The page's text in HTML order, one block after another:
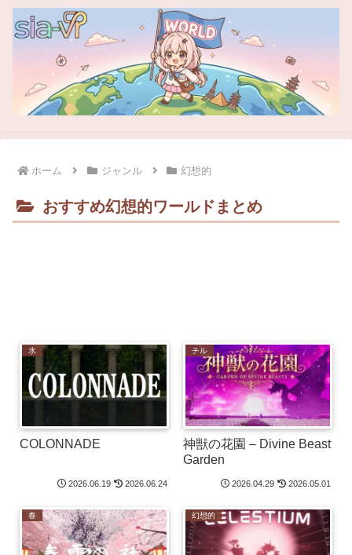
ホーム ジャンル 幻想的
おすすめ幻想的ワールドまとめ
水
COLONNADE
2026.06.19 2026.06.24
チル
神獣の花園 – Divine Beast
Garden
2026.04.29 2026.05.01
春 幻想的